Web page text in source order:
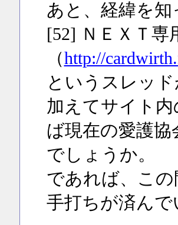
あと、経緯を
[52] ＮＥＸＴ
（http://
というスレッ
加えてサイト
ば現在の愛護
でしょうか。
であれば、こ
手打ちが済ん